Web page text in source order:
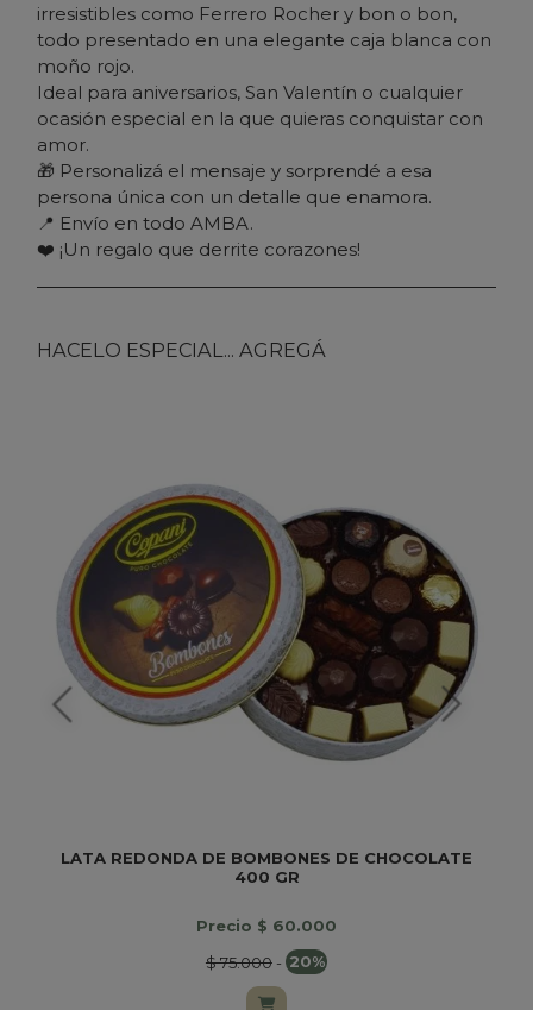
irresistibles como Ferrero Rocher y bon o bon,
todo presentado en una elegante caja blanca con
moño rojo.
Ideal para aniversarios, San Valentín o cualquier
ocasión especial en la que quieras conquistar con
amor.
🎁 Personalizá el mensaje y sorprendé a esa
persona única con un detalle que enamora.
📍 Envío en todo AMBA.
❤️ ¡Un regalo que derrite corazones!
HACELO ESPECIAL... AGREGÁ
LATA REDONDA DE BOMBONES DE CHOCOLATE
400 GR
Precio $ 60.000
$ 75.000- 20%